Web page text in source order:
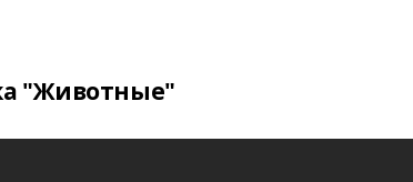
"Животные"